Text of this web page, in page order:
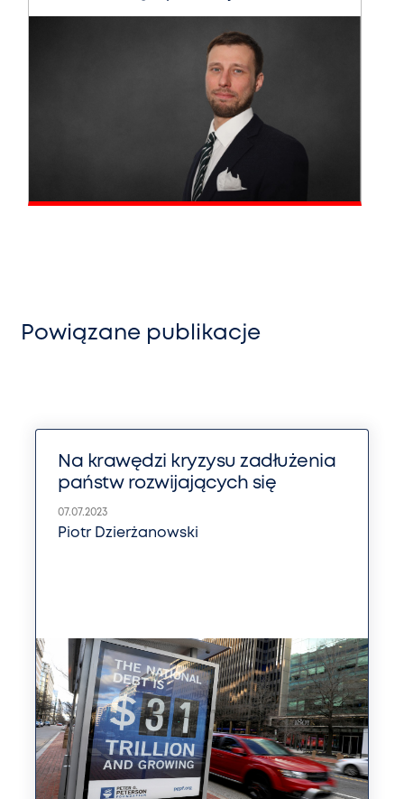
Powiązane publikacje
Na krawędzi kryzysu zadłużenia
państw rozwijających się
07.07.2023
Piotr Dzierżanowski